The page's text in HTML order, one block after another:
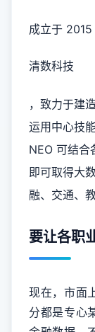
成立于 2015
清数科技
，致力于建
运用中心技
NEO 可结合
即可取得大
融、交通、
要让各职
现在，市面
分都是专心